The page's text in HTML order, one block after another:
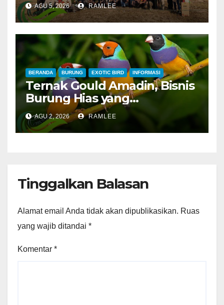
Menandai Peresmian
Lapangan Baru, Mawar
Merah dan Jahanam Juara
AGU 5, 2026 RAMLEE
BERANDA BURUNG EXOTIC BIRD INFORMASI
Ternak Gould Amadin, Bisnis
Burung Hias yang
Menguntungkan
AGU 2, 2026 RAMLEE
Tinggalkan Balasan
Alamat email Anda tidak akan dipublikasikan. Ruas
yang wajib ditandai *
Komentar *